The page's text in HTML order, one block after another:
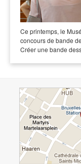
Ce printemps, le
concours de bande
Créer une bande